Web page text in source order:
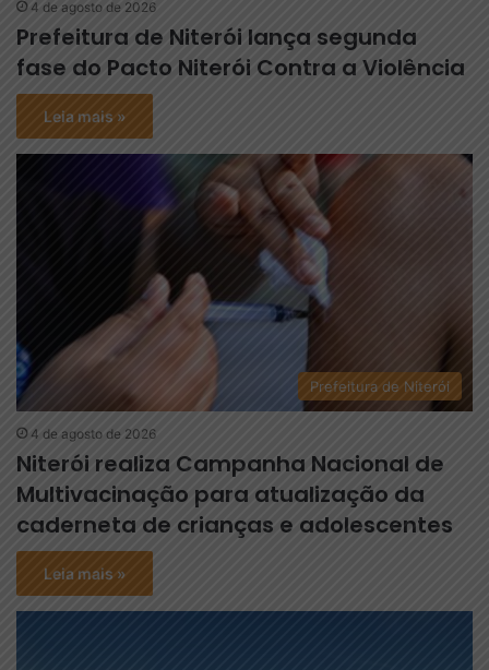
4 de agosto de 2026
Prefeitura de Niterói lança segunda
fase do Pacto Niterói Contra a Violência
Leia mais »
Prefeitura de Niterói
4 de agosto de 2026
Niterói realiza Campanha Nacional de
Multivacinação para atualização da
caderneta de crianças e adolescentes
Leia mais »